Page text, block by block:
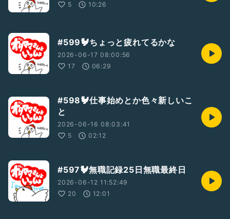
5
10:26
#599🐓ちょっと疲れてるかな
2026-06-17 08:00:56
17
06:29
#598🐓仕事始めとか色々新しいこ
と
2026-06-16 08:03:41
5
02:12
#597🐓無職記録25日無職最終日
2026-06-12 11:52:49
20
12:01